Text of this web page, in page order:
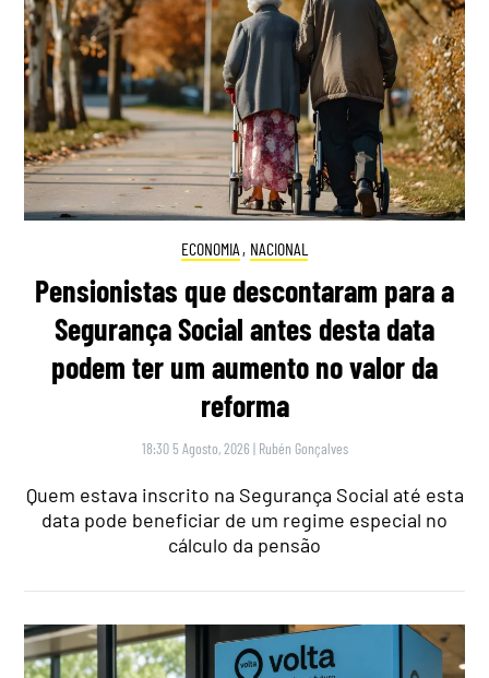
ECONOMIA , NACIONAL
Pensionistas que descontaram para a
Segurança Social antes desta data
podem ter um aumento no valor da
reforma
18:30 5 Agosto, 2026 | Rubén Gonçalves
Quem estava inscrito na Segurança Social até esta
data pode beneficiar de um regime especial no
cálculo da pensão